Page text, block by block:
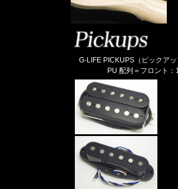
G-LIFE PICKUPS（ピックア
PU 配列＝フロント：